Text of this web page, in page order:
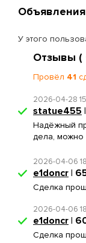
У этого
Отзывы (
Провёл 41
2026-04-28
statue455
Надёжный
дела, можно
2026-04-06
e1doncr |
Сделка
2026-04-06
e1doncr |
Сделка